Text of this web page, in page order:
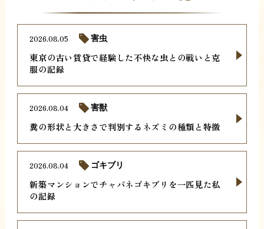
東京の古い賃貸で経験した不快な虫との戦いと克
服の記録
2026.08.05 害虫
糞の形状と大きさで判別するネズミの種類と特徴
2026.08.04 害獣
新築マンションでチャバネゴキブリを一匹見た私
の記録
2026.08.04 ゴキブリ